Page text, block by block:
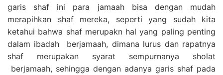
garis shaf ini para jamaah bisa dengan mudah
merapihkan shaf mereka, seperti yang sudah kita
ketahui bahwa shaf merupakn hal yang paling penting
dalam ibadah berjamaah, dimana lurus dan rapatnya
shaf merupakan syarat sempurnanya sholat
berjamaah, sehingga dengan adanya garis shaf pada